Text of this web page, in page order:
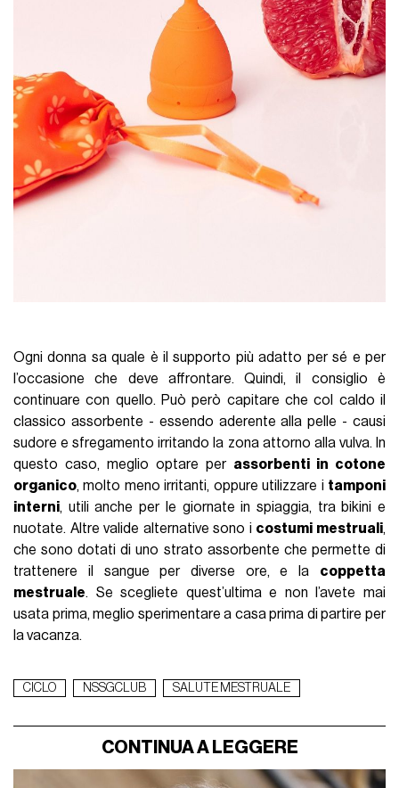
Ogni donna sa quale è il supporto più adatto per sé e per
l’occasione che deve affrontare. Quindi, il consiglio è
continuare con quello. Può però capitare che col caldo il
classico assorbente - essendo aderente alla pelle - causi
sudore e sfregamento irritando la zona attorno alla vulva. In
questo caso, meglio optare per assorbenti in cotone
organico, molto meno irritanti, oppure utilizzare i tamponi
interni, utili anche per le giornate in spiaggia, tra bikini e
nuotate. Altre valide alternative sono i costumi mestruali,
che sono dotati di uno strato assorbente che permette di
trattenere il sangue per diverse ore, e la coppetta
mestruale. Se scegliete quest’ultima e non l’avete mai
usata prima, meglio sperimentare a casa prima di partire per
la vacanza.
CICLO NSSGCLUB SALUTE MESTRUALE
CONTINUA A LEGGERE